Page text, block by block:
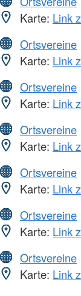
Karte: Link
Ortsvereine
Karte: Link
Ortsvereine
Karte: Link
Ortsvereine
Karte: Link
Ortsvereine
Karte: Link
Ortsvereine
Karte: Link
Ortsvereine
Karte: Link